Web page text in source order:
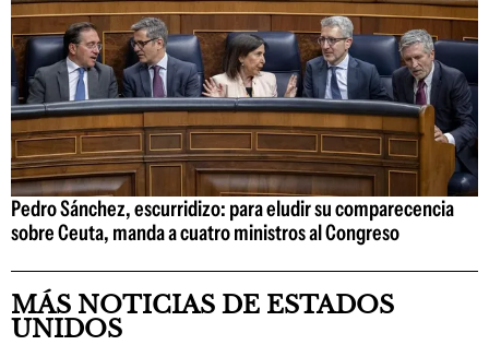
Pedro Sánchez, escurridizo: para eludir su comparecencia
sobre Ceuta, manda a cuatro ministros al Congreso
MÁS NOTICIAS DE ESTADOS
UNIDOS